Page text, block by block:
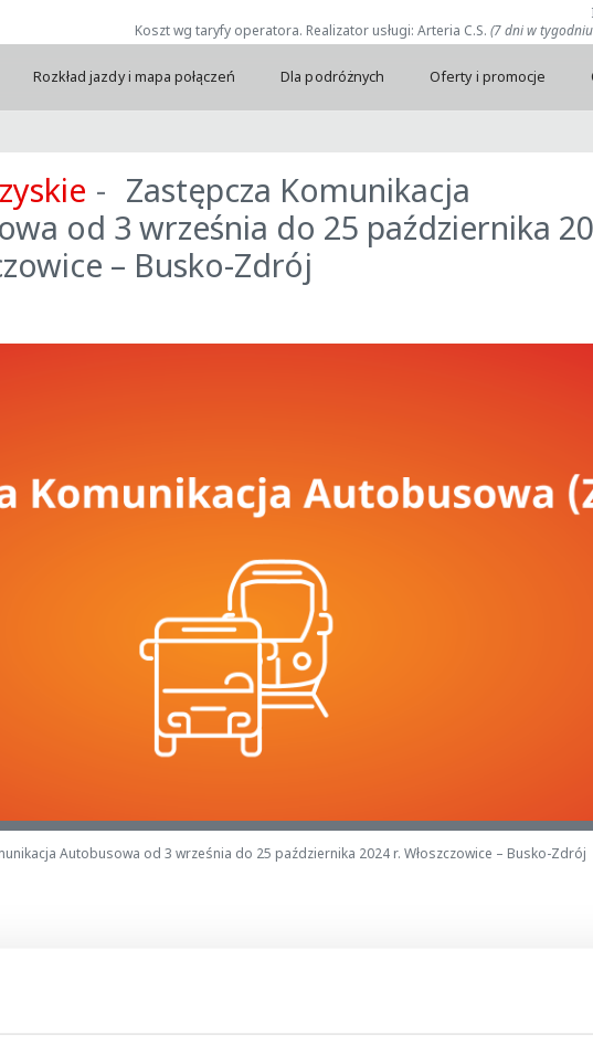
Koszt wg taryfy operatora. Realizator usługi: Arteria C.S. (7 dni w
Rozkład jazdy i mapa połączeń Dla podróżnych Oferty i promocje
Zastępcza Komunikacja
od 3 września do 25 października
– Busko-Zdrój
Autobusowa od 3 września do 25 października 2024 r. Włoszczowice – Busko-Zdrój